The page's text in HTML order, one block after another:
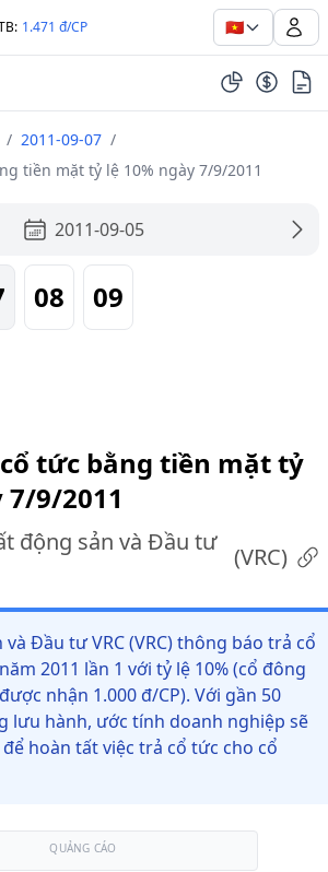
: 1.471 đ/CP 🇻🇳
/ 2011-09-07 /
tiền mặt tỷ lệ 10% ngày 7/9/2011
2011-09-05
08 09
cổ tức bằng tiền mặt tỷ
7/9/2011
động sản và Đầu tư
(VRC)
và Đầu tư VRC (VRC) thông báo trả cổ
2011 lần 1 với tỷ lệ 10% (cổ đông
nhận 1.000 đ/CP). Với gần 50
lưu hành, ước tính doanh nghiệp sẽ
hoàn tất việc trả cổ tức cho cổ
QUẢNG CÁO